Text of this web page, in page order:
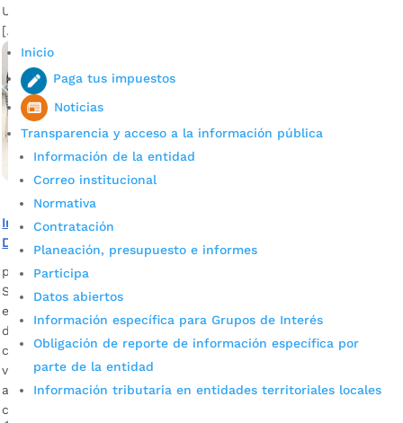
Inicio
Paga tus impuestos
Noticias
Transparencia y acceso a la información pública
Información de la entidad
Correo institucional
Normativa
Contratación
Planeación, presupuesto e informes
Participa
Datos abiertos
Información específica para Grupos de Interés
Obligación de reporte de información específica por
parte de la entidad
Información tributaria en entidades territoriales locales
UTS, reabrirán este martes 10 de marzo el antiguo ViveLab,
[…]
Inscribirse en las capacitaciones que ofrecen los Puntos
Digitales de Bucaramanga
por Alcaldía de Bucaramanga
Son certificados por el SENA y facilitan el comienzo de un
emprendimiento. Regresan nuevamente los cursos y talleres
de formación a los ocho (8) Puntos Digitales ubicados en la
ciudad para el servicio y el emprendimiento de población
vulnerable. Durante los últimos cuatro años, fueron
atendidas 350 mil personas de escaso recursos y además
certificadas […]